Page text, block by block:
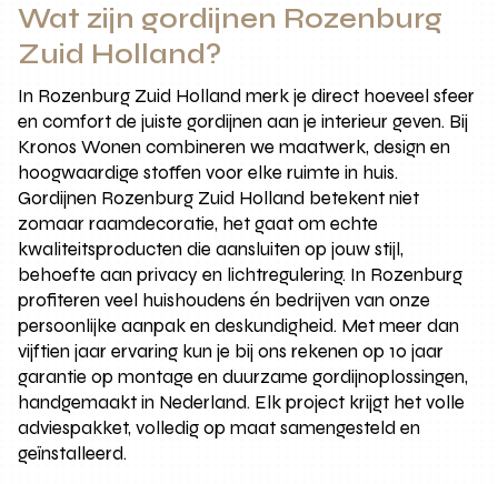
Wat zijn gordijnen Rozenburg
Zuid Holland?
In Rozenburg Zuid Holland merk je direct hoeveel sfeer
en comfort de juiste gordijnen aan je interieur geven. Bij
Kronos Wonen combineren we maatwerk, design en
hoogwaardige stoffen voor elke ruimte in huis.
Gordijnen Rozenburg Zuid Holland betekent niet
zomaar raamdecoratie, het gaat om echte
kwaliteitsproducten die aansluiten op jouw stijl,
behoefte aan privacy en lichtregulering. In Rozenburg
profiteren veel huishoudens én bedrijven van onze
persoonlijke aanpak en deskundigheid. Met meer dan
vijftien jaar ervaring kun je bij ons rekenen op 10 jaar
garantie op montage en duurzame gordijnoplossingen,
handgemaakt in Nederland. Elk project krijgt het volle
adviespakket, volledig op maat samengesteld en
geïnstalleerd.